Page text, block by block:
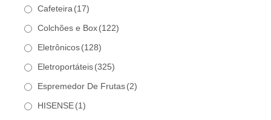
Cafeteira (17)
Colchões e Box (122)
Eletrônicos (128)
Eletroportáteis (325)
Espremedor De Frutas (2)
HISENSE (1)